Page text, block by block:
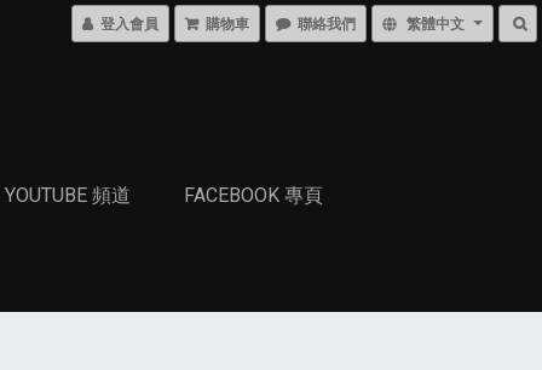
登入會員 購物車 聯絡我們 繁體中文
頻道 FACEBOOK 專頁